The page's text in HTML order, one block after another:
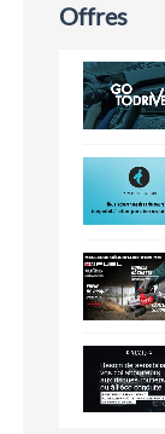
Offres